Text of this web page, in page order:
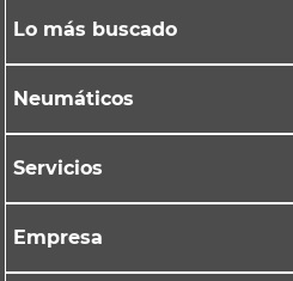
Lo más buscado
Neumáticos
Servicios
Empresa